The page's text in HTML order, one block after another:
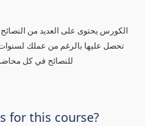
الكورس يحتوى على العديد من النصائح
تحصل عليها بالرغم من عملك
للنصائح في كل
for this course?